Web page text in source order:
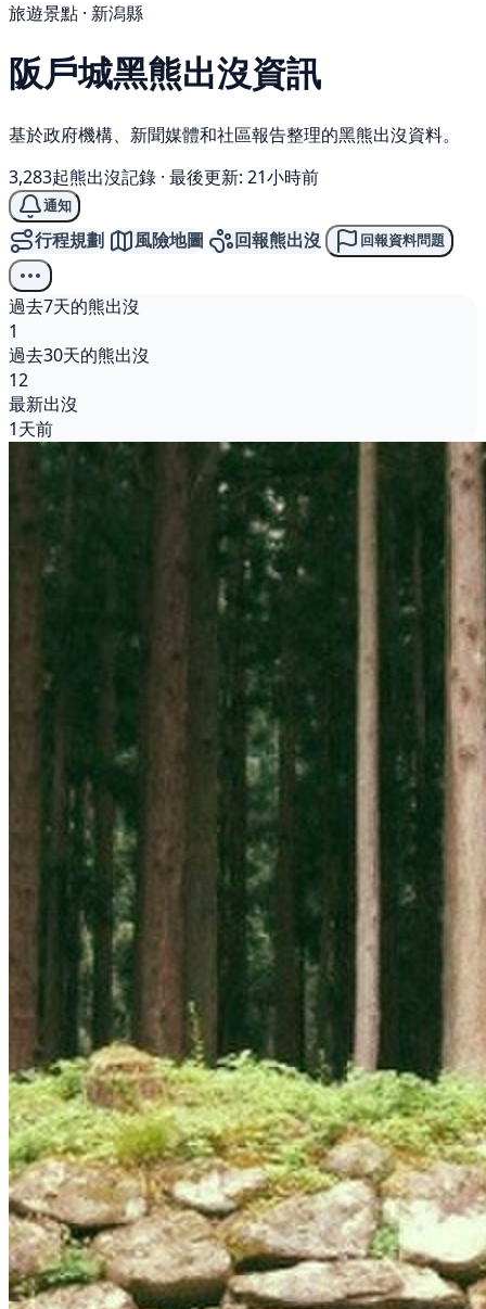
旅遊景點 · 新潟縣
阪戶城黑熊出沒資訊
基於政府機構、新聞媒體和社區報告整理的黑熊出沒資料。
3,283起熊出沒記錄 · 最後更新: 21小時前
通知
行程規劃 風險地圖 回報熊出沒 回報資料問題
過去7天的熊出沒
1
過去30天的熊出沒
12
最新出沒
1天前